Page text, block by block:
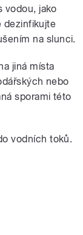
vodou, jako
dezinfikujte
na slunci.
jiná místa
nebo
sporami této
vodních toků.